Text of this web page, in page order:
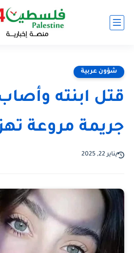
شؤون عربية
قتل ابنته
جريمة مروعة
يناير 22, 2025